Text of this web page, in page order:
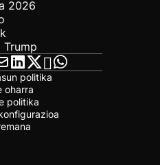
2026
Trump
politika
oharra
politika